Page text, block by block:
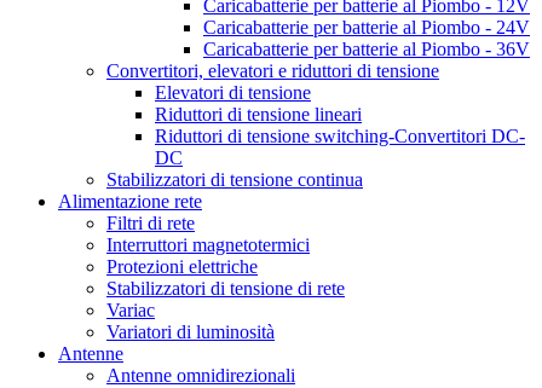
Caricabatterie per batterie al Piombo - 12V
Caricabatterie per batterie al Piombo - 24V
Caricabatterie per batterie al Piombo - 36V
Convertitori, elevatori e riduttori di tensione
Elevatori di tensione
Riduttori di tensione lineari
Riduttori di tensione switching-Convertitori DC-
DC
Stabilizzatori di tensione continua
Alimentazione rete
Filtri di rete
Interruttori magnetotermici
Protezioni elettriche
Stabilizzatori di tensione di rete
Variac
Variatori di luminosità
Antenne
Antenne omnidirezionali